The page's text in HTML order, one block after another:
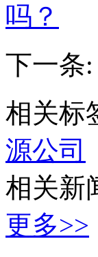
吗？
下一条:
相关标
源公司
相关新
更多>>